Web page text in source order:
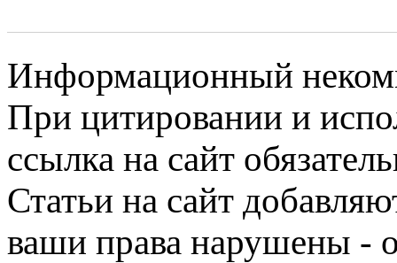
Информационный
При цитировании и
ссылка на сайт
Статьи на сайт
ваши права нарушены -